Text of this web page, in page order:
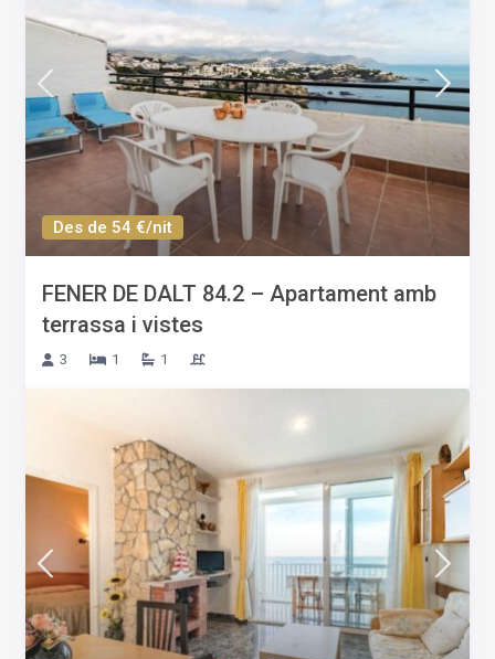
Des de 54 €/nit
FENER DE DALT 84.2 – Apartament amb
terrassa i vistes
3 1 1